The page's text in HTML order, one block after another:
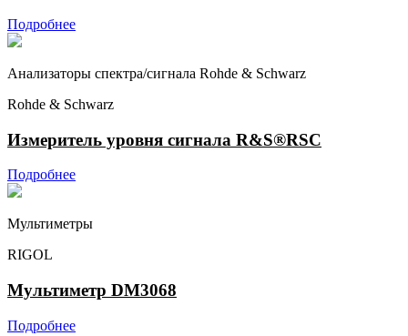
Подробнее
Анализаторы спектра/сигнала Rohde & Schwarz
Rohde & Schwarz
Измеритель уровня сигнала R&S®RSC
Подробнее
Мультиметры
RIGOL
Мультиметр DM3068
Подробнее